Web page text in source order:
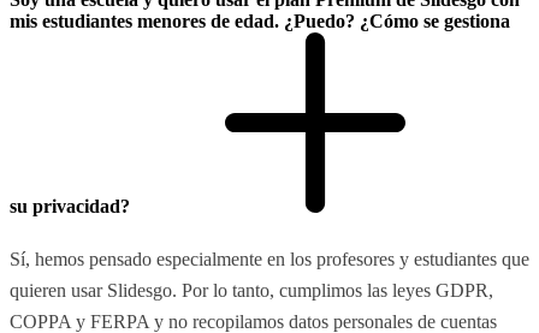
mis estudiantes menores de edad. ¿Puedo? ¿Cómo se gestiona
su privacidad?
Sí, hemos pensado especialmente en los profesores y estudiantes que
quieren usar Slidesgo. Por lo tanto, cumplimos las leyes GDPR,
COPPA y FERPA y no recopilamos datos personales de cuentas